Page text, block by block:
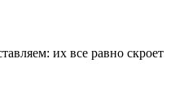
их все равно скроет